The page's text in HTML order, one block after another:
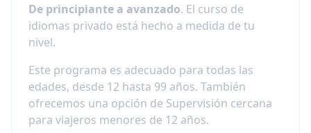
De principiante a avanzado. El curso de
idiomas privado está hecho a medida de tu
nivel.
Este programa es adecuado para todas las
edades, desde 12 hasta 99 años. También
ofrecemos una opción de Supervisión cercana
para viajeros menores de 12 años.